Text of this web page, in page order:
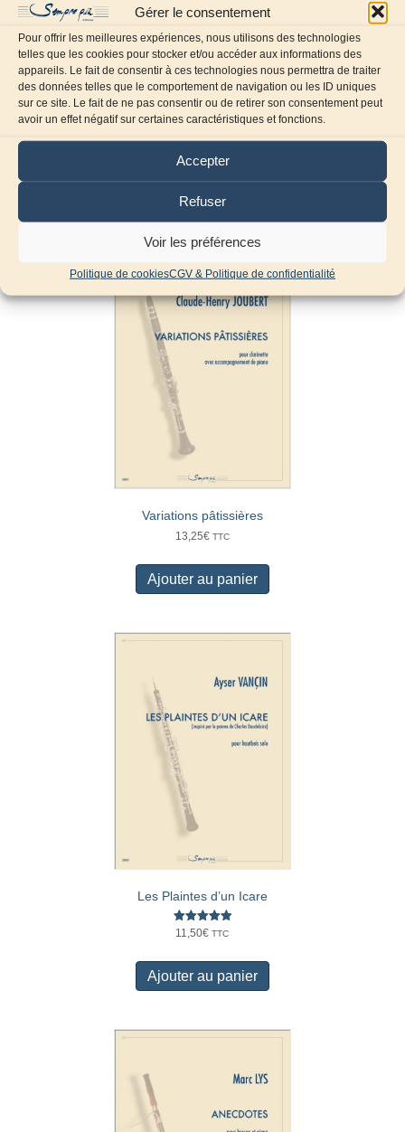
Gérer le consentement
Pour offrir les meilleures expériences, nous utilisons des technologies
telles que les cookies pour stocker et/ou accéder aux informations des
appareils. Le fait de consentir à ces technologies nous permettra de traiter
des données telles que le comportement de navigation ou les ID uniques
sur ce site. Le fait de ne pas consentir ou de retirer son consentement peut
avoir un effet négatif sur certaines caractéristiques et fonctions.
Accepter
Refuser
Voir les préférences
Politique de cookiesCGV & Politique de confidentialité
Variations pâtissières
13,25€ TTC
Ajouter au panier
Les Plaintes d’un Icare
Note
11,50€ TTC
Ajouter au panier